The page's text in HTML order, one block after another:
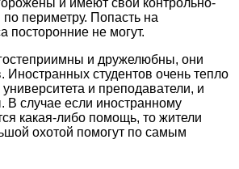
периметру. Попасть на
посторонние не могут.
и дружелюбны, они
Иностранных студентов очень тепло
и преподаватели, и
В случае если иностранному
какая-либо помощь, то жители
охотой помогут по самым